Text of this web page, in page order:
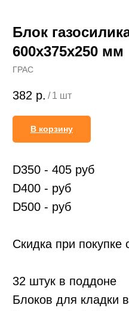
Блок
600х375х250 мм
ГРАС
382 р. / 1 шт
В корзину
D350 - 405 руб
D400 - руб
D500 - руб
Скидка при покупке
32 штук в поддоне
Блоков для кладки